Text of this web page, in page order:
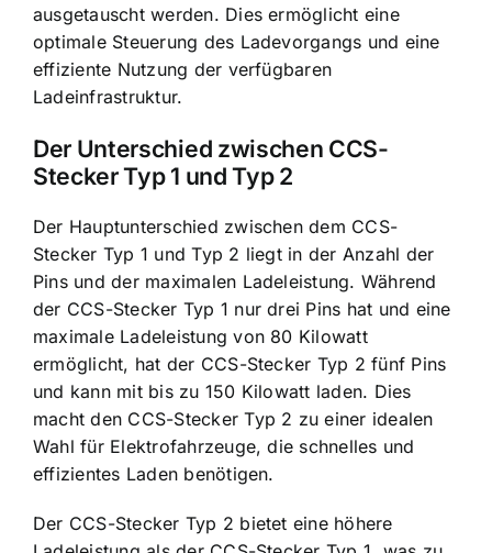
ausgetauscht werden. Dies ermöglicht eine
optimale Steuerung des Ladevorgangs und eine
effiziente Nutzung der verfügbaren
Ladeinfrastruktur.
Der Unterschied zwischen CCS-
Stecker Typ 1 und Typ 2
Der Hauptunterschied zwischen dem CCS-
Stecker Typ 1 und Typ 2 liegt in der Anzahl der
Pins und der maximalen Ladeleistung. Während
der CCS-Stecker Typ 1 nur drei Pins hat und eine
maximale Ladeleistung von 80 Kilowatt
ermöglicht, hat der CCS-Stecker Typ 2 fünf Pins
und kann mit bis zu 150 Kilowatt laden. Dies
macht den CCS-Stecker Typ 2 zu einer idealen
Wahl für Elektrofahrzeuge, die schnelles und
effizientes Laden benötigen.
Der CCS-Stecker Typ 2 bietet eine höhere